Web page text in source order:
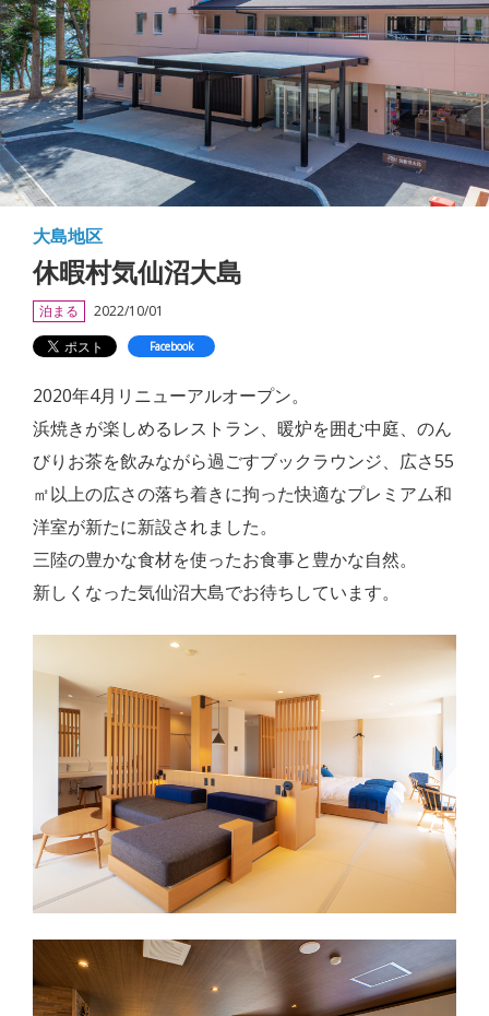
大島地区
休暇村気仙沼大島
泊まる 2022/10/01
Facebook
2020年4月リニューアルオープン。
浜焼きが楽しめるレストラン、暖炉を囲む中庭、のん
びりお茶を飲みながら過ごすブックラウンジ、広さ55
㎡以上の広さの落ち着きに拘った快適なプレミアム和
洋室が新たに新設されました。
三陸の豊かな食材を使ったお食事と豊かな自然。
新しくなった気仙沼大島でお待ちしています。